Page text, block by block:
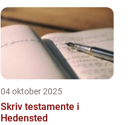
04 oktober 2025
Skriv testamente i
Hedensted